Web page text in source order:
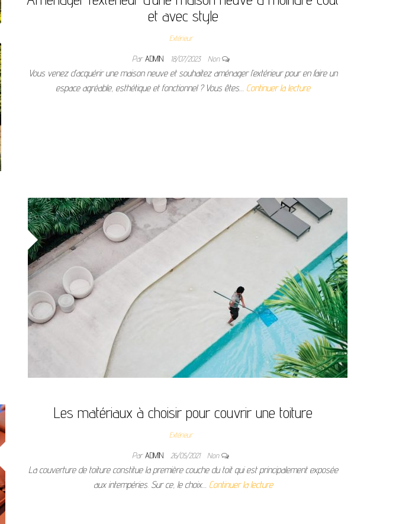
et avec style
Extérieur
ParADMIN 18/07/2023 Non
Vous venez d’acquérir une maison neuve et souhaitez aménager l’extérieur pour en faire un
espace agréable, esthétique et fonctionnel ? Vous êtes… Continuer la lecture
Les matériaux à choisir pour couvrir une toiture
Extérieur
ParADMIN 26/05/2021 Non
La couverture de toiture constitue la première couche du toit qui est principalement exposée
aux intempéries. Sur ce, le choix… Continuer la lecture